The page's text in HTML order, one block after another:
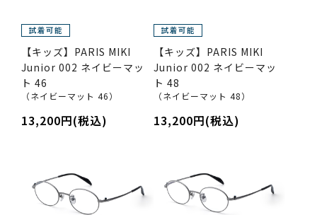
【キッズ】PARIS MIKI
Junior 002 ネイビーマッ
ト 46
（ネイビーマット 46）
13,200円(税込)
【キッズ】PARIS MIKI
Junior 002 ネイビーマッ
ト 48
（ネイビーマット 48）
13,200円(税込)